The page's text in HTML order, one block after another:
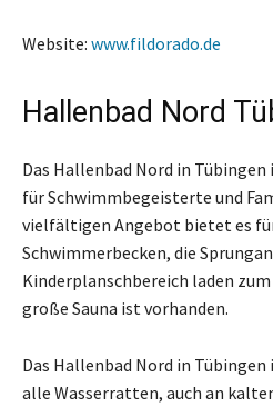
Website: www.fildorado.de
Hallenbad Nord
Das Hallenbad Nord in
für Schwimmbegeisterte und
vielfältigen Angebot bietet es
Schwimmerbecken, die
Kinderplanschbereich laden zum
große Sauna ist vorhanden.
Das Hallenbad Nord in
alle Wasserratten, auch an